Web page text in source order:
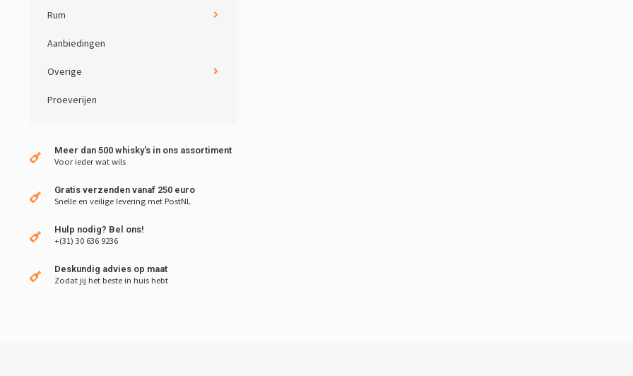
Rum
Aanbiedingen
Overige
Proeverijen
Meer dan 500 whisky's in ons assortiment
Voor ieder wat wils
Gratis verzenden vanaf 250 euro
Snelle en veilige levering met PostNL
Hulp nodig? Bel ons!
+(31) 30 636 9236
Deskundig advies op maat
Zodat jij het beste in huis hebt